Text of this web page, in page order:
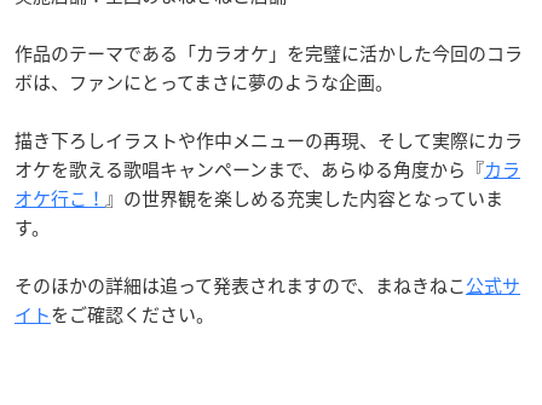
作品のテーマである「カラオケ」を完璧に活かした今回のコラ
ボは、ファンにとってまさに夢のような企画。
描き下ろしイラストや作中メニューの再現、そして実際にカラ
オケを歌える歌唱キャンペーンまで、あらゆる角度から『カラ
オケ行こ！ 』の世界観を楽しめる充実した内容となっていま
す。
そのほかの詳細は追って発表されますので、まねきねこ公式サ
イトをご確認ください。